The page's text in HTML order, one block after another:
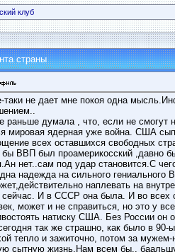
клуб
страны
таки не дает мне покоя одна
раньше думала , что, если не смогут
мировая ядерная уже война. США
всех оставшихся свободных
бы ВВП был проамерикосский ,давно
нет..сам под удар становится.С
надежда на сильного
наплевать на
И в СССР она была. И во всех
может и не справиться, но это у
натиску США. Без России он
так же страшно, как было в
тепло и зажиточно, потом за
сытную жизнь.Нам всем бы..